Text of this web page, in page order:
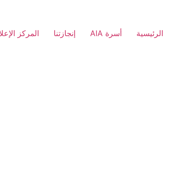
الرئيسية أسرة AIA إنجازتنا المركز